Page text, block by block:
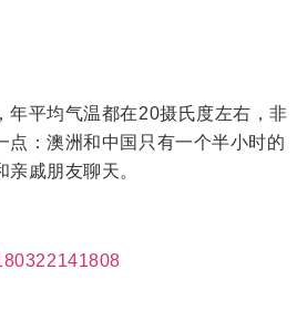
年平均气温都在20摄氏度左右，非
点：澳洲和中国只有一个半小时的
戚朋友聊天。